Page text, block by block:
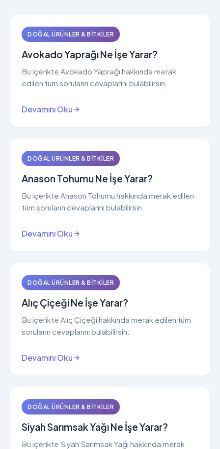
DOĞAL ÜRÜNLER & BITKILER
Avokado Yaprağı Ne İşe Yarar?
Bu içerikte Avokado Yaprağı hakkında merak
edilen tüm soruların cevaplarını bulabilirsin.
Devamını Oku
DOĞAL ÜRÜNLER & BITKILER
Anason Tohumu Ne İşe Yarar?
Bu içerikte Anason Tohumu hakkında merak edilen
tüm soruların cevaplarını bulabilirsin.
Devamını Oku
DOĞAL ÜRÜNLER & BITKILER
Alıç Çiçeği Ne İşe Yarar?
Bu içerikte Alıç Çiçeği hakkında merak edilen tüm
soruların cevaplarını bulabilirsin.
Devamını Oku
DOĞAL ÜRÜNLER & BITKILER
Siyah Sarımsak Yağı Ne İşe Yarar?
Bu içerikte Siyah Sarımsak Yağı hakkında merak